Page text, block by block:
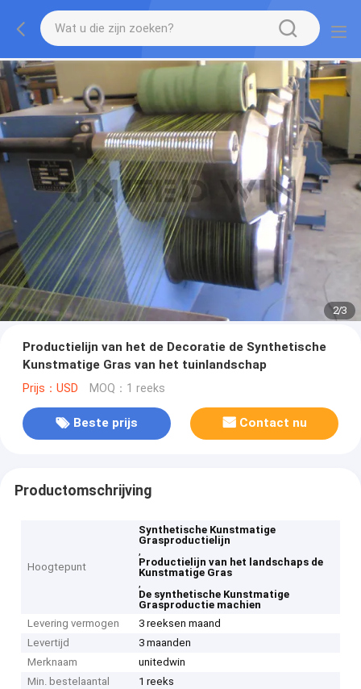
2/3
Productielijn van het de Decoratie de Synthetische
Kunstmatige Gras van het tuinlandschap
Prijs：USD MOQ：1 reeks
Beste prijs Contact nu
Productomschrijving
Hoogtepunt
Synthetische Kunstmatige
Grasproductielijn
,
Productielijn van het landschaps de
Kunstmatige Gras
,
De synthetische Kunstmatige
Grasproductie machien
Levering vermogen
3 reeksen maand
Levertijd
3 maanden
Merknaam
unitedwin
Min. bestelaantal
1 reeks